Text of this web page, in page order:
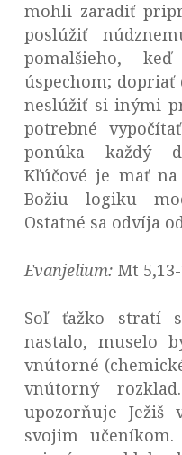
mohli zaradiť
poslúžiť
pomalšieho,
úspechom;
neslúžiť si inými
potrebné
ponúka každý
Kľúčové je mať
Božiu logiku
Ostatné sa odvíja
Evanjelium: Mt
Soľ ťažko stratí
nastalo, muselo
vnútorné
vnútorný
upozorňuje Ježiš
svojim